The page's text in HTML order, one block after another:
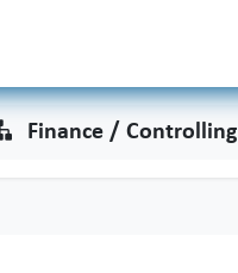
Finance / Controlling